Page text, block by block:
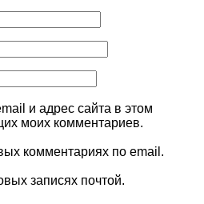
и адрес сайта в этом
моих комментариев.
комментариях по email.
записях почтой.